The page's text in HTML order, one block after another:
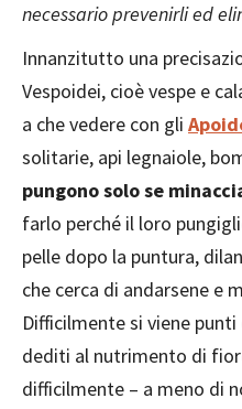
necessario prevenirli ed
Innanzitutto una
Vespoidei, cioè vespe e
a che vedere con gli
solitarie, api legnaiole,
pungono solo se
farlo perché il loro
pelle dopo la puntura,
che cerca di andarsene e
Difficilmente si viene
dediti al nutrimento di
difficilmente – a meno di